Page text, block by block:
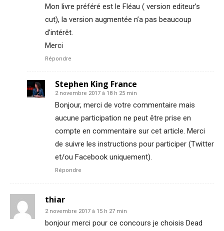
Mon livre préféré est le Fléau ( version editeur’s
cut), la version augmentée n’a pas beaucoup
d’intérêt.
Merci
Répondre
Stephen King France
2 novembre 2017 à 18 h 25 min
Bonjour, merci de votre commentaire mais
aucune participation ne peut être prise en
compte en commentaire sur cet article. Merci
de suivre les instructions pour participer (Twitter
et/ou Facebook uniquement).
Répondre
thiar
2 novembre 2017 à 15 h 27 min
bonjour merci pour ce concours je choisis Dead